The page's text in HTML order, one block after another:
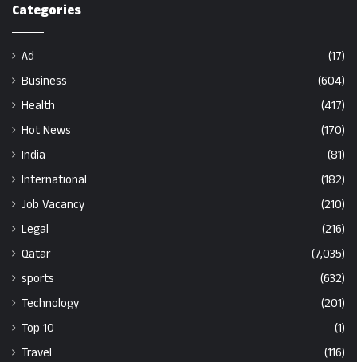
Categories
Ad
(17)
Business
(604)
Health
(417)
Hot News
(170)
India
(81)
International
(182)
Job Vacancy
(210)
Legal
(216)
Qatar
(7,035)
sports
(632)
Technology
(201)
Top 10
(1)
Travel
(116)